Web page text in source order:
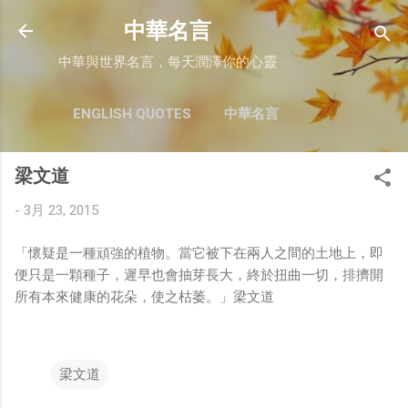
跳至主要內容
中華名言
中華與世界名言，每天潤澤你的心靈
ENGLISH QUOTES 中華名言
梁文道
- 3月 23, 2015
「懷疑是一種頑強的植物。當它被下在兩人之間的土地上，即
便只是一顆種子，遲早也會抽芽長大，終於扭曲一切，排擠開
所有本來健康的花朵，使之枯萎。」梁文道
梁文道